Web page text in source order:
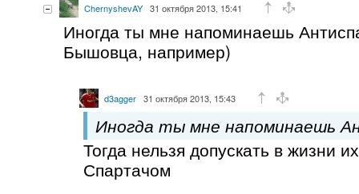
ChernyshevAY 31 октября 2013, 15:41
Иногда ты мне напоминаешь
Бышовца, например)
d3agger 31 октября 2013, 15:43
Иногда ты мне напоминаешь
Тогда нельзя допускать в жизни
Спартачом